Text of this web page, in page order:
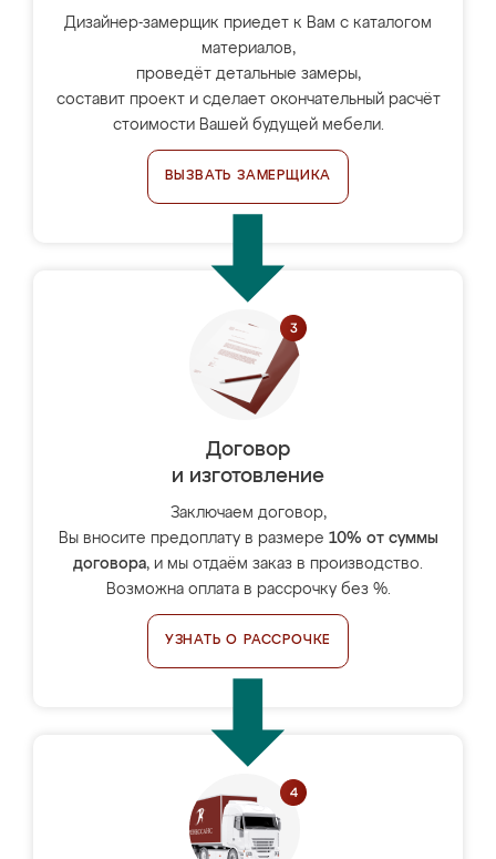
Дизайнер-замерщик приедет к Вам с каталогом
материалов,
проведёт детальные замеры,
составит проект и сделает окончательный расчёт
стоимости Вашей будущей мебели.
ВЫЗВАТЬ ЗАМЕРЩИКА
Договор
и изготовление
Заключаем договор,
Вы вносите предоплату в размере 10% от суммы
договора, и мы отдаём заказ в производство.
Возможна оплата в рассрочку без %.
УЗНАТЬ О РАССРОЧКЕ